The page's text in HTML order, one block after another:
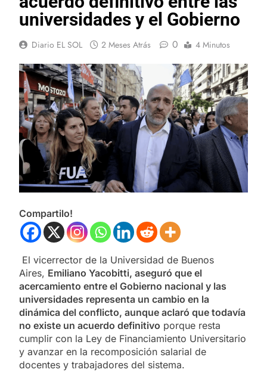
universidades y el Gobierno
Diario EL SOL 2 Meses Atrás 0 4 Minutos
Compartilo!
El vicerrector de la Universidad de Buenos
Aires, Emiliano Yacobitti, aseguró que el
acercamiento entre el Gobierno nacional y las
universidades representa un cambio en la
dinámica del conflicto, aunque aclaró que todavía
no existe un acuerdo definitivo porque resta
cumplir con la Ley de Financiamiento Universitario
y avanzar en la recomposición salarial de
docentes y trabajadores del sistema.